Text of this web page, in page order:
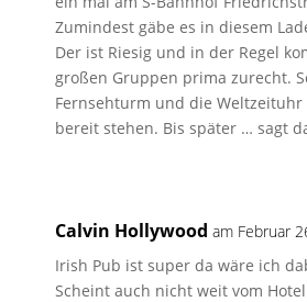
Zumindest gäbe es in diesem
Der ist Riesig und in der Regel
großen Gruppen prima zurecht.
Fernsehturm und die
bereit stehen. Bis später … sagt
Calvin Hollywood am Februar
Irish Pub ist super da wäre ich
Scheint auch nicht weit vom